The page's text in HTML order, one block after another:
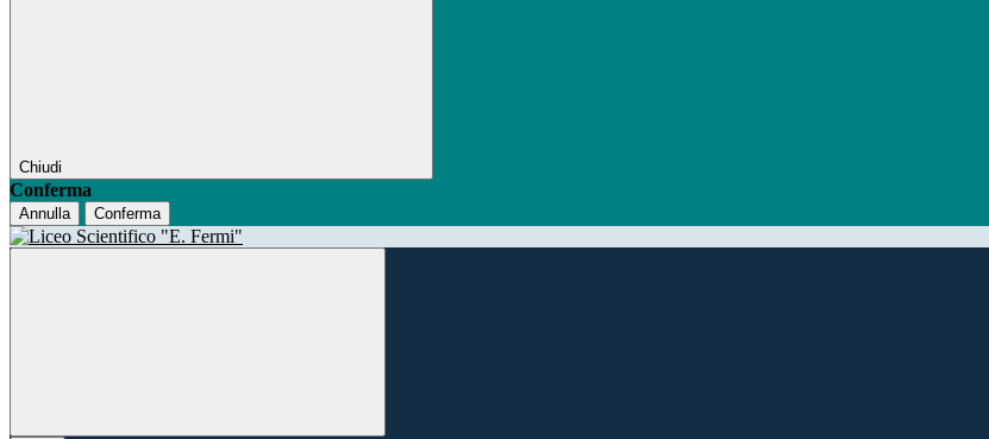
Chiudi
Conferma
Annulla Conferma